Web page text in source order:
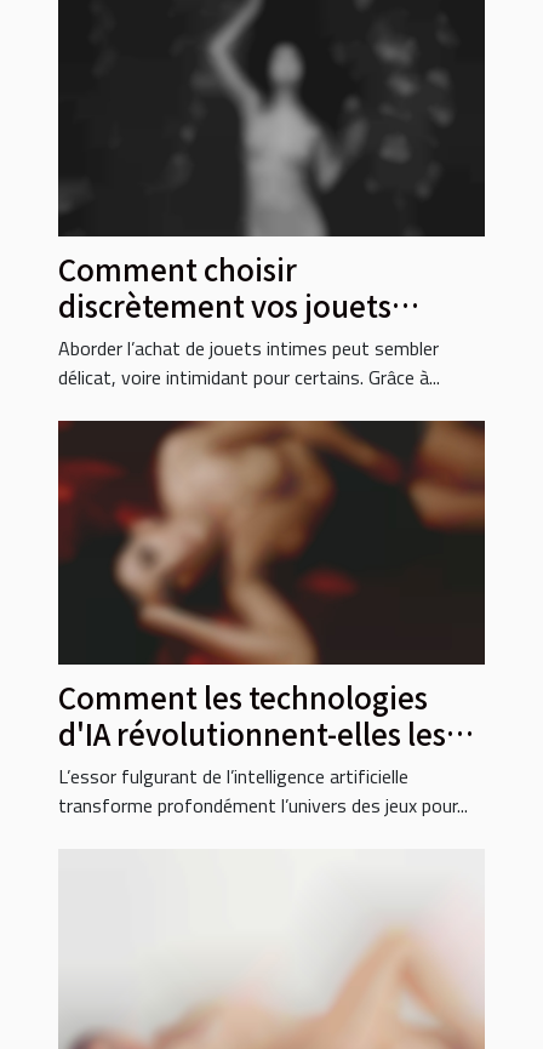
Comment choisir
discrètement vos jouets
intimes en ligne ?
Aborder l’achat de jouets intimes peut sembler
délicat, voire intimidant pour certains. Grâce à...
Comment les technologies
d'IA révolutionnent-elles les
jeux pour adultes ?
L’essor fulgurant de l’intelligence artificielle
transforme profondément l’univers des jeux pour...